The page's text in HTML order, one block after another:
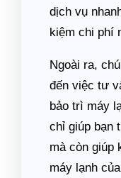
dịch vụ
kiệm chi phí
Ngoài ra,
đến việc tư
bảo trì máy
chỉ giúp bạn
mà còn giúp
máy lạnh